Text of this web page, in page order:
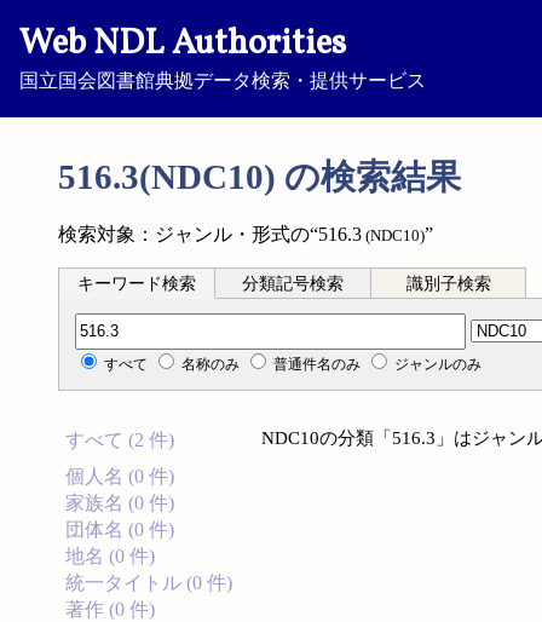
Web NDL Authorities
国立国会図書館典拠データ検索・提供サービス
516.3(NDC10) の検索結果
検索対象：ジャンル・形式の“516.3 (NDC10)”
キーワード検索 分類記号検索 識別子検索
分類記号検索
すべて 名称のみ 普通件名のみ ジャンルのみ
すべて (2 件)
個人名 (0 件)
家族名 (0 件)
団体名 (0 件)
地名 (0 件)
統一タイトル (0 件)
著作 (0 件)
NDC10の分類「516.3」はジャン